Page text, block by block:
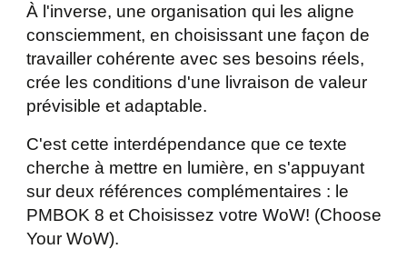
À l'inverse, une organisation qui les aligne
consciemment, en choisissant une façon de
travailler cohérente avec ses besoins réels,
crée les conditions d'une livraison de valeur
prévisible et adaptable.
C'est cette interdépendance que ce texte
cherche à mettre en lumière, en s'appuyant
sur deux références complémentaires : le
PMBOK 8 et Choisissez votre WoW! (Choose
Your WoW).